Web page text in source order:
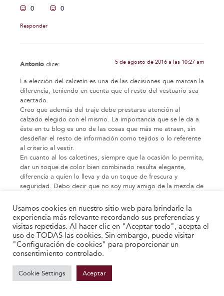
0 0
Responder
Antonio dice: 5 de agosto de 2016 a las 10:27 am
La elección del calcetín es una de las decisiones que marcan la
diferencia, teniendo en cuenta que el resto del vestuario sea
acertado.
Creo que además del traje debe prestarse atención al
calzado elegido con el mismo. La importancia que se le da a
éste en tu blog es uno de las cosas que más me atraen, sin
desdeñar el resto de información como tejidos o lo referente
al criterio al vestir.
En cuanto al los calcetines, siempre que la ocasión lo permita,
dar un toque de color bien combinado resulta elegante,
diferencia a quien lo lleva y da un toque de frescura y
seguridad. Debo decir que no soy muy amigo de la mezcla de
de las imágenes. En caso de ser calcetines gruesos prefiero
sin relieves de ningún tipo.
Gracias por el blog.
0 0
Usamos cookies en nuestro sitio web para brindarle la
experiencia más relevante recordando sus preferencias y
visitas repetidas. Al hacer clic en "Aceptar todo", acepta el
uso de TODAS las cookies. Sin embargo, puede visitar
"Configuración de cookies" para proporcionar un
consentimiento controlado.
Cookie Settings Aceptar